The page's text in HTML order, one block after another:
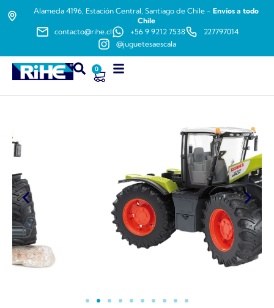
Alameda 4196, Estación Central, Santiago de Chile - Envíos a todo
Chile
contacto@rihe.cl
+56 9 9212 7538
227797014
@juguetesaescala
0